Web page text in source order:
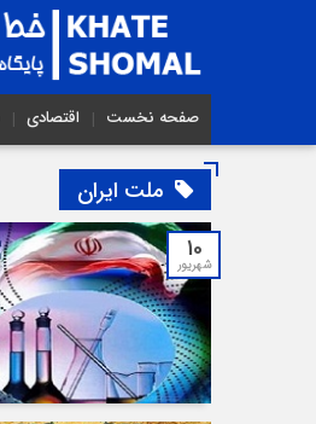
صفحه نخست اقتصادی
ملت ایران
10
شهریور